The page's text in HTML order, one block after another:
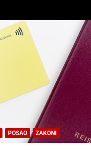
POSAO ZAKONI